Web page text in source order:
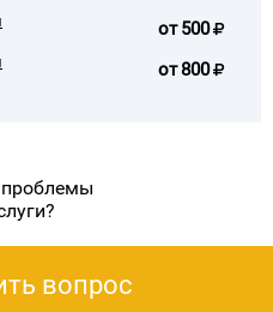
от 500
от800
вопрос